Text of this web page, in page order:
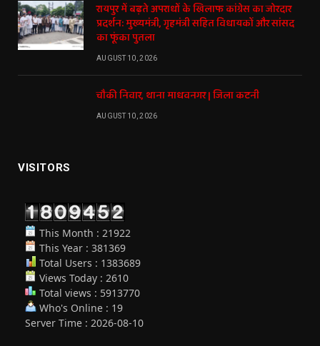
रायपुर में बढ़ते अपराधों के खिलाफ कांग्रेस का जोरदार
प्रदर्शन: मुख्यमंत्री, गृहमंत्री सहित विधायकों और सांसद
का फूंका पुतला
AUGUST 10, 2026
चौकी निवार, थाना माधवनगर | जिला कटनी
AUGUST 10, 2026
VISITORS
This Month : 21922
This Year : 381369
Total Users : 1383689
Views Today : 2610
Total views : 5913770
Who's Online : 19
Server Time : 2026-08-10